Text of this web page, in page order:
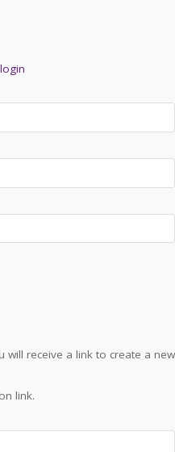
will receive a link to create a new
link.